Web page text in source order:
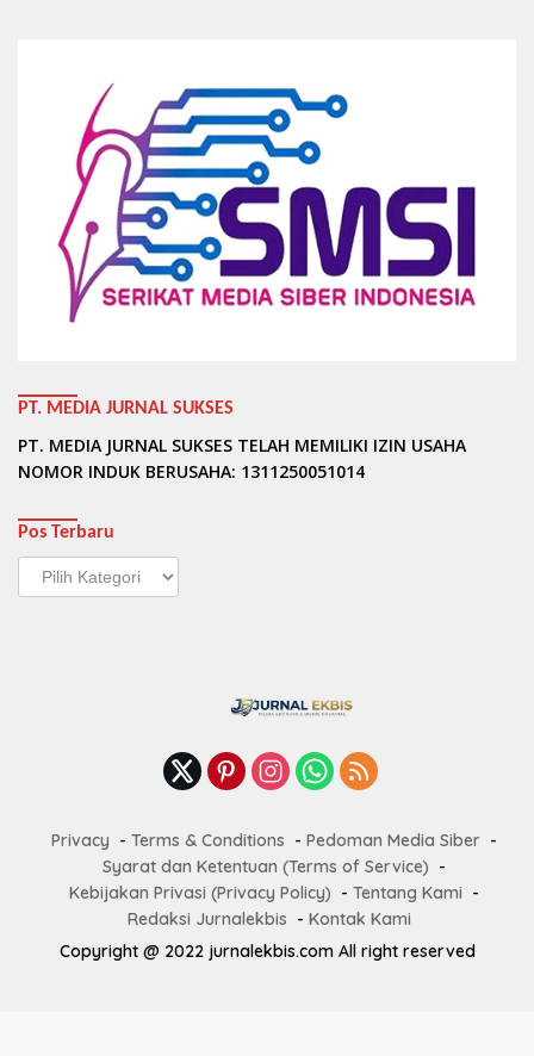
PT. MEDIA JURNAL SUKSES
PT. MEDIA JURNAL SUKSES TELAH MEMILIKI IZIN USAHA
NOMOR INDUK BERUSAHA: 1311250051014
Pos Terbaru
Pos
Terbaru
Privacy Terms & Conditions
Pedoman Media Siber
Syarat dan Ketentuan (Terms of Service)
Kebijakan Privasi (Privacy Policy)
Tentang Kami
Redaksi Jurnalekbis
Kontak Kami
Copyright @ 2022 jurnalekbis.com All right reserved